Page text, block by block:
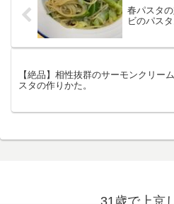
春パスタ
ビのパスタ
【絶品】相性抜群のサーモンクリー
スタの作りかた。
31歳で上京